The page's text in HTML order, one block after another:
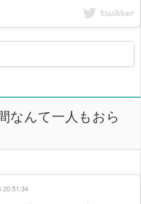
なんて一人もおら
20:51:34